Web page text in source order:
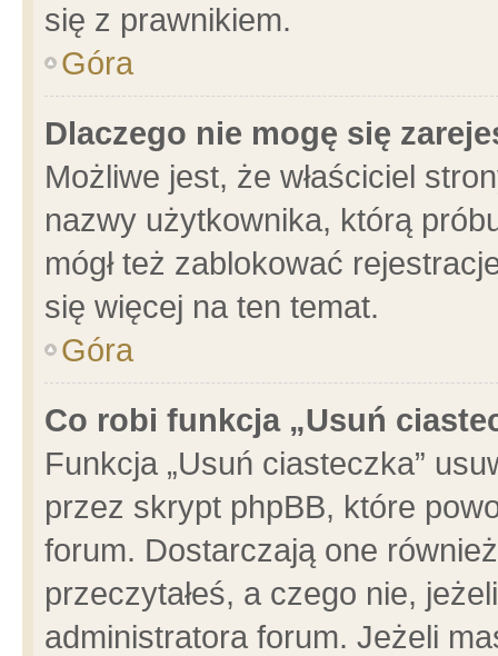
się z prawnikiem.
Góra
Dlaczego nie mogę się
Możliwe jest, że właściciel
nazwy użytkownika, którą
mógł też zablokować
się więcej na ten temat.
Góra
Co robi funkcja „Usuń
Funkcja „Usuń ciasteczka”
przez skrypt phpBB, które
forum. Dostarczają one
przeczytałeś, a czego nie,
administratora forum. Jeżeli